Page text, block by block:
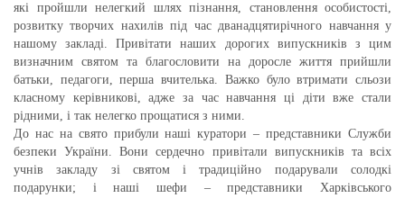
які пройшли нелегкий шлях пізнання, становлення особистості,
розвитку творчих нахилів під час дванадцятирічного навчання у
нашому закладі. Привітати наших дорогих випускників з цим
визначним святом та благословити на доросле життя прийшли
батьки, педагоги, перша вчителька. Важко було втримати сльози
класному керівникові, адже за час навчання ці діти вже стали
рідними, і так нелегко прощатися з ними.
До нас на свято прибули наші куратори – представники Служби
безпеки України. Вони сердечно привітали випускників та всіх
учнів закладу зі святом і традиційно подарували солодкі
подарунки; і наші шефи – представники Харківського